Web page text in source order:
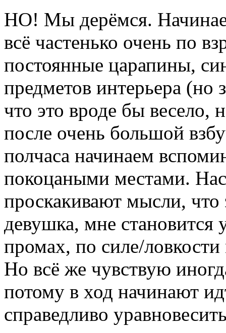
НО! Мы дерёмся.
всё частенько очень по
постоянные царапины,
предметов интерьера
что это вроде бы весело,
после очень большой
полчаса начинаем
покоцаными местами.
проскакивают мысли,
девушка, мне становится
промах, по силе/
Но всё же чувствую
потому в ход начинают
справедливо